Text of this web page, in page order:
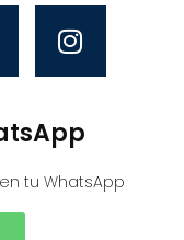
tu WhatsApp